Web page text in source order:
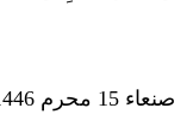
صنعاء 15 محرم 1446للهجرة